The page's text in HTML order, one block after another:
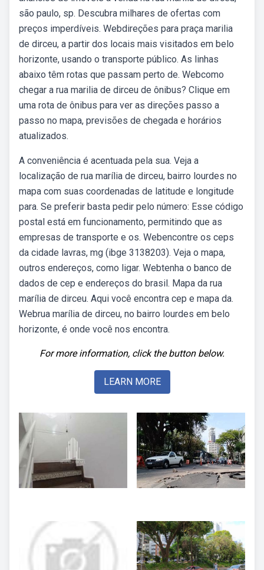
são paulo, sp. Descubra milhares de ofertas com
preços imperdíveis. Webdireções para praça marilia
de dirceu, a partir dos locais mais visitados em belo
horizonte, usando o transporte público. As linhas
abaixo têm rotas que passam perto de. Webcomo
chegar a rua marilia de dirceu de ônibus? Clique em
uma rota de ônibus para ver as direções passo a
passo no mapa, previsões de chegada e horários
atualizados.
A conveniência é acentuada pela sua. Veja a
localização de rua marília de dirceu, bairro lourdes no
mapa com suas coordenadas de latitude e longitude
para. Se preferir basta pedir pelo número: Esse código
postal está em funcionamento, permitindo que as
empresas de transporte e os. Webencontre os ceps
da cidade lavras, mg (ibge 3138203). Veja o mapa,
outros endereços, como ligar. Webtenha o banco de
dados de cep e endereços do brasil. Mapa da rua
marília de dirceu. Aqui você encontra cep e mapa da.
Webrua marília de dirceu, no bairro lourdes em belo
horizonte, é onde você nos encontra.
For more information, click the button below.
LEARN MORE